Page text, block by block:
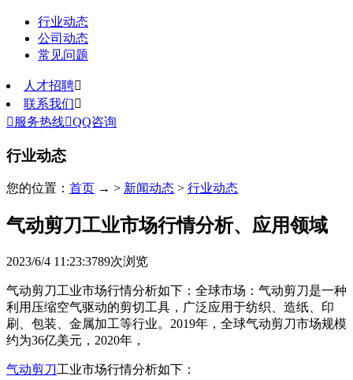
行业动态
公司动态
常见问题
人才招聘
联系我们
 服务热线QQ咨询
行业动态
您的位置： 首页 → > 新闻动态 > 行业动态
气动剪刀工业市场行情分析、应用领域
2023/6/4 11:23:3789次浏览
气动剪刀工业市场行情分析如下：全球市场：气动剪刀是一种
利用压缩空气驱动的剪切工具，广泛应用于纺织、造纸、印
刷、包装、金属加工等行业。2019年，全球气动剪刀市场规模
约为36亿美元，2020年，
气动剪刀工业市场行情分析如下：